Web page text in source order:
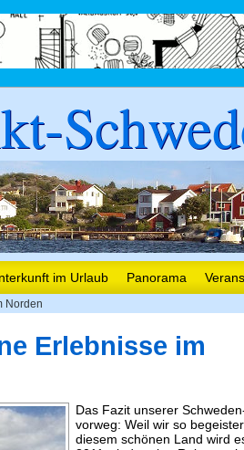
im Urlaub Panorama
Norden
Erlebnisse im
Das Fazit unserer
vorweg: Weil wir so
diesem schönen Land wird